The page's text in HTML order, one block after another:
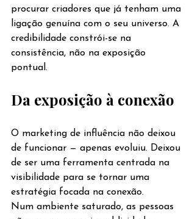
procurar criadores que já tenham uma
ligação genuína com o seu universo. A
credibilidade constrói-se na
consistência, não na exposição
pontual.
Da exposição à conexão
O marketing de influência não deixou
de funcionar — apenas evoluiu. Deixou
de ser uma ferramenta centrada na
visibilidade para se tornar uma
estratégia focada na conexão.
Num ambiente saturado, as pessoas